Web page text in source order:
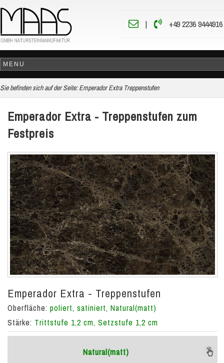
| +49 2236 9444916
Sie befinden sich auf der Seite: Emperador Extra Treppenstufen
Emperador Extra - Treppenstufen zum
Festpreis
Emperador Extra - Treppenstufen
Oberfläche: poliert, satiniert, Natural(matt)
Stärke: Trittstufe 1,2 cm, Setzstufe 1,2 cm
Natural(matt)